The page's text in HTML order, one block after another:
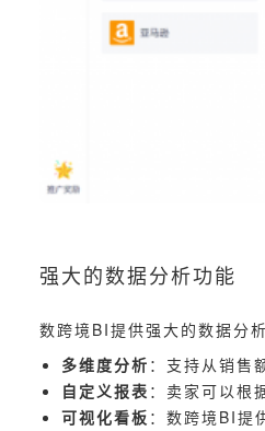
强大的数据分析功能
数跨境BI提供强大的数据分
多维度分析 ：支持从销售
自定义报表 ：卖家可以根
可视化看板 ：数跨境BI提